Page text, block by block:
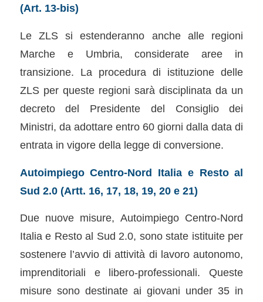
(Art. 13-bis)
Le ZLS si estenderanno anche alle regioni
Marche e Umbria, considerate aree in
transizione. La procedura di istituzione delle
ZLS per queste regioni sarà disciplinata da un
decreto del Presidente del Consiglio dei
Ministri, da adottare entro 60 giorni dalla data di
entrata in vigore della legge di conversione.
Autoimpiego Centro-Nord Italia e Resto al
Sud 2.0 (Artt. 16, 17, 18, 19, 20 e 21)
Due nuove misure, Autoimpiego Centro-Nord
Italia e Resto al Sud 2.0, sono state istituite per
sostenere l’avvio di attività di lavoro autonomo,
imprenditoriali e libero-professionali. Queste
misure sono destinate ai giovani under 35 in